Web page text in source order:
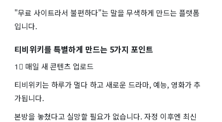
"무료 사이트라서 불편하다"는 말을 무색하게 만드는 플랫폼
입니다.
티비위키를 특별하게 만드는 5가지 포인트
1⃣ 매일 새 콘텐츠 업로드
티비위키는 하루가 멀다 하고 새로운 드라마, 예능, 영화가 추
가됩니다.
본방을 놓쳤다고 실망할 필요가 없습니다. 자정 이후엔 최신